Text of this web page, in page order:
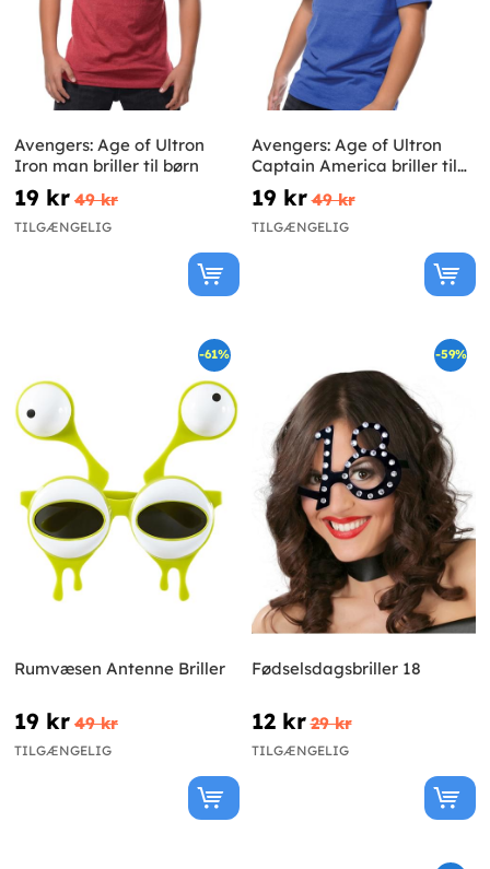
Avengers: Age of Ultron
Iron man briller til børn
19 kr 49 kr
TILGÆNGELIG
Avengers: Age of Ultron
Captain America briller til
børn
19 kr 49 kr
TILGÆNGELIG
-61%
Rumvæsen Antenne Briller
19 kr 49 kr
TILGÆNGELIG
-59%
Fødselsdagsbriller 18
12 kr 29 kr
TILGÆNGELIG